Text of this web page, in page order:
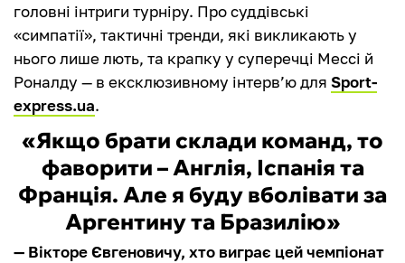
головні інтриги турніру. Про суддівські
«симпатії», тактичні тренди, які викликають у
нього лише лють, та крапку у суперечці Мессі й
Роналду — в ексклюзивному інтерв’ю для Sport-
express.ua.
«Якщо брати склади команд, то
фаворити – Англія, Іспанія та
Франція. Але я буду вболівати за
Аргентину та Бразилію»
— Вікторе Євгеновичу, хто виграє цей чемпіонат